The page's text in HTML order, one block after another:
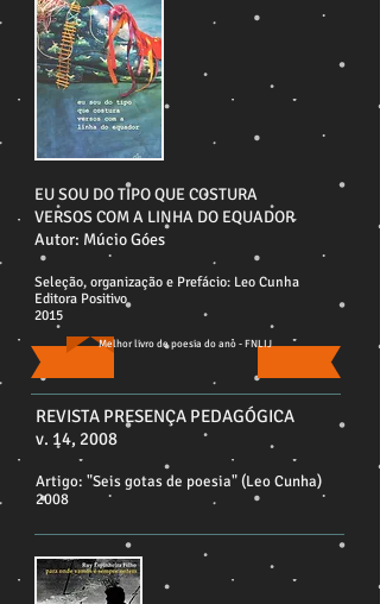
EU SOU DO TIPO QUE COSTURA
VERSOS COM A LINHA DO EQUADOR
Autor: Múcio Góes
Seleção, organização e Prefácio: Leo Cunha
Editora Positivo
2015
Melhor livro de poesia do ano - FNLIJ
REVISTA PRESENÇA PEDAGÓGICA
v. 14, 2008
Artigo: "Seis gotas de poesia" (Leo Cunha)
2008